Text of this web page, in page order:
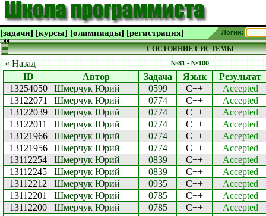
[задачи] [курсы] [олимпиады] [регистрация] Логин:
СОСТОЯНИЕ СИСТЕМЫ
« Назад №81 - №100
ID Автор Задача Язык
Результат
13254050
Шмерчук Юрий 0599 C++
Accepted
13122071
Шмерчук Юрий 0774 C++
Accepted
13122039
Шмерчук Юрий 0774 C++
Accepted
13122011
Шмерчук Юрий 0774 C++
Accepted
13121966
Шмерчук Юрий 0774 C++
Accepted
13121956
Шмерчук Юрий 0774 C++
Accepted
13112254
Шмерчук Юрий 0839 C++
Accepted
13112245
Шмерчук Юрий 0839 C++
Accepted
13112212
Шмерчук Юрий 0935 C++
Accepted
13112201
Шмерчук Юрий 0785 C++
Accepted
13112200
Шмерчук Юрий 0785 C++
Accepted